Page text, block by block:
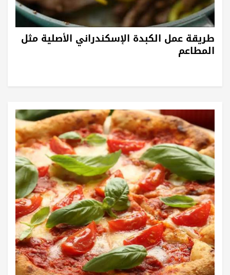
طريقة عمل الكبدة الإسكندراني الأصلية مثل
المطاعم